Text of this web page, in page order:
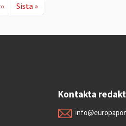
Nästa sida
›› Sista sidan
Sista »
Kontakta